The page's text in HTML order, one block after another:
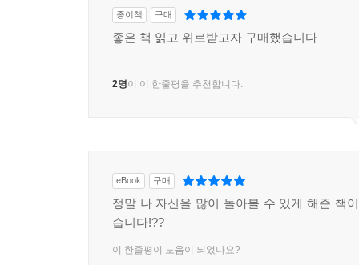
종이책 구매
좋은 책 읽고 위로받고자 구매했습니다
2명이 이 한줄평을 추천합니다.
eBook 구매
정말 나 자신을 많이 돌아볼 수 있게 해준 책
습니다!??
이 한줄평이 도움이 되었나요?